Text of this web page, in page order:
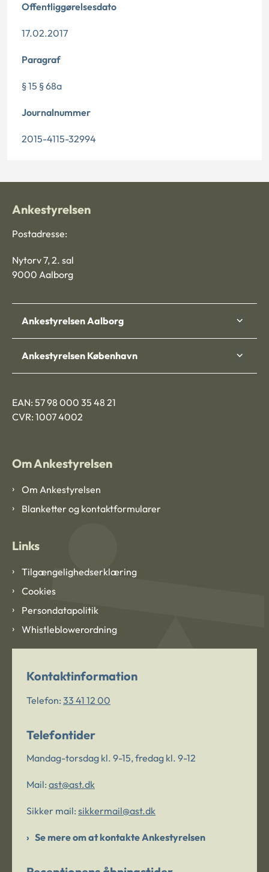
Offentliggørelsesdato
17.02.2017
Paragraf
§ 15 § 68a
Journalnummer
2015-4115-32994
Ankestyrelsen
Postadresse:
Nytorv 7, 2. sal
9000 Aalborg
Ankestyrelsen Aalborg
Ankestyrelsen København
EAN: 57 98 000 35 48 21
CVR: 1007 4002
Om Ankestyrelsen
Om Ankestyrelsen
Blanketter og kontaktformularer
Links
Tilgængelighedserklæring
Cookies
Persondatapolitik
Whistleblowerordning
Kontaktinformation
Telefon: 33 41 12 00
Telefontider
Mandag-torsdag kl. 9-15, fredag kl. 9-12
Mail: ast@ast.dk
Sikker mail: sikkermail@ast.dk
Se mere om at kontakte Ankestyrelsen